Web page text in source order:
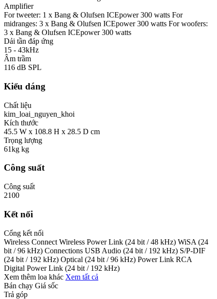
Amplifier
For tweeter: 1 x Bang & Olufsen ICEpower 300 watts For
midranges: 3 x Bang & Olufsen ICEpower 300 watts For woofers:
3 x Bang & Olufsen ICEpower 300 watts
Dải tần đáp ứng
15 - 43kHz
Âm trầm
116 dB SPL
Kiểu dáng
Chất liệu
kim_loai_nguyen_khoi
Kích thước
45.5 W x 108.8 H x 28.5 D cm
Trọng lượng
61kg kg
Công suất
Công suất
2100
Kết nối
Cổng kết nối
Wireless Connect Wireless Power Link (24 bit / 48 kHz) WiSA (24
bit / 96 kHz) Connections USB Audio (24 bit / 192 kHz) S/P-DIF
(24 bit / 192 kHz) Optical (24 bit / 96 kHz) Power Link RCA
Digital Power Link (24 bit / 192 kHz)
Xem thêm loa khác Xem tất cả
Bán chạy Giá sốc
Trả góp